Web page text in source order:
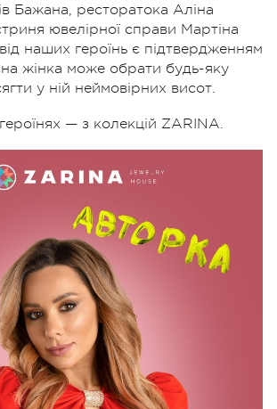
Бажана, ресторатока Аліна
ювелірної справи Мартіна
наших героїнь є підтвердженням
жінка може обрати будь-яку
у ній неймовірних висот.
— з колекцій ZARINA.